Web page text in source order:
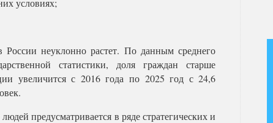
условиях;
неуклонно растет. По данным среднего
статистики, доля граждан старше
увеличится с 2016 года по 2025 год с 24,6
предусматривается в ряде стратегических и